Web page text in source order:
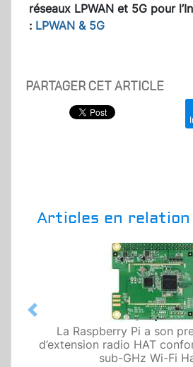
réseaux LPWAN et 5G pour
: LPWAN & 5G
PARTAGER CET ARTICLE
Articles en relation
La Raspberry Pi a son
d’extension radio HAT
sub-GHz Wi-Fi
Previous